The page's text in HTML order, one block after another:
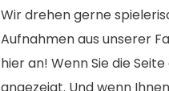
Wir drehen gerne
Aufnahmen aus unserer
hier an! Wenn Sie die